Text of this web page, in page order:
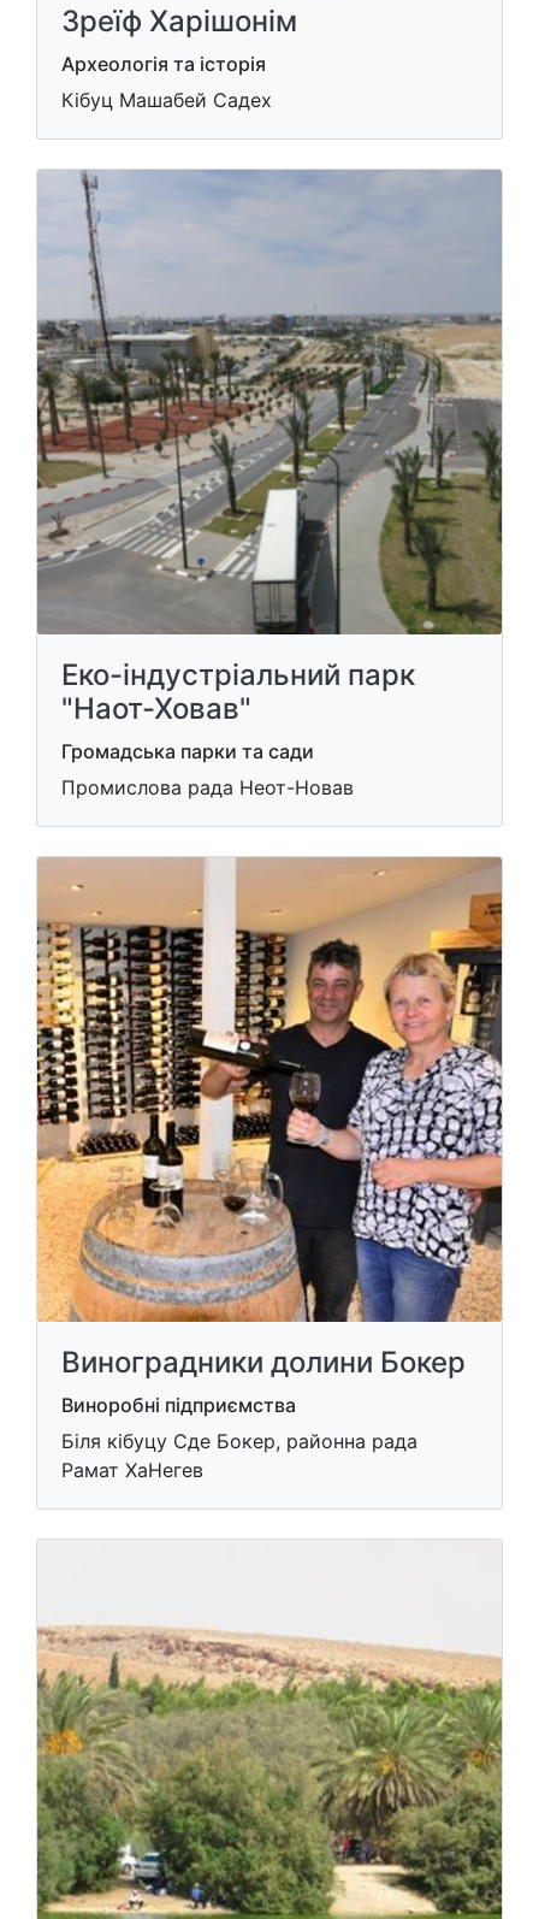
Зреїф Харішонім
Археологія та історія
Кібуц Машабей Садех
Еко-індустріальний парк
"Наот-Ховав"
Громадська парки та сади
Промислова рада Неот-Новав
Виноградники долини Бокер
Виноробні підприємства
Біля кібуцу Сде Бокер, районна рада
Рамат ХаНегев